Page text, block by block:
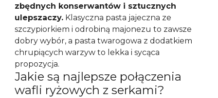
zbędnych konserwantów i sztucznych
ulepszaczy. Klasyczna pasta jajeczna ze
szczypiorkiem i odrobiną majonezu to zawsze
dobry wybór, a pasta twarogowa z dodatkiem
chrupiących warzyw to lekka i sycąca
propozycja.
Jakie są najlepsze połączenia
wafli ryżowych z serkami?